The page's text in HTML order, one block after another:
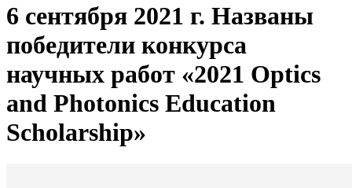
6 сентября 2021 г. Названы
победители конкурса
научных работ «2021 Optics
and Photonics Education
Scholarship»